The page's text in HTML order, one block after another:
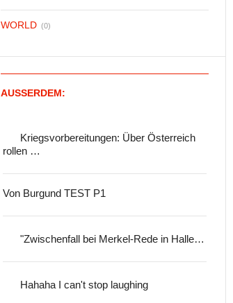
WORLD (0)
AUSSERDEM:
Kriegsvorbereitungen: Über Österreich
rollen …
Von Burgund TEST P1
"Zwischenfall bei Merkel-Rede in Halle…
Hahaha I can't stop laughing